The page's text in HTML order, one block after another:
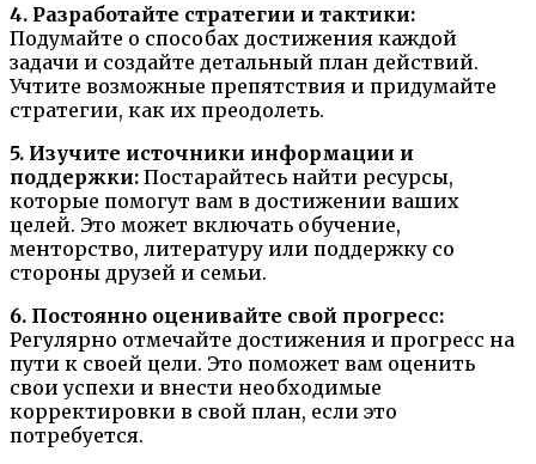
4. Разработайте стратегии и тактики:
Подумайте о способах достижения каждой
задачи и создайте детальный план действий.
Учтите возможные препятствия и придумайте
стратегии, как их преодолеть.
5. Изучите источники информации и
поддержки: Постарайтесь найти ресурсы,
которые помогут вам в достижении ваших
целей. Это может включать обучение,
менторство, литературу или поддержку со
стороны друзей и семьи.
6. Постоянно оценивайте свой прогресс:
Регулярно отмечайте достижения и прогресс на
пути к своей цели. Это поможет вам оценить
свои успехи и внести необходимые
корректировки в свой план, если это
потребуется.